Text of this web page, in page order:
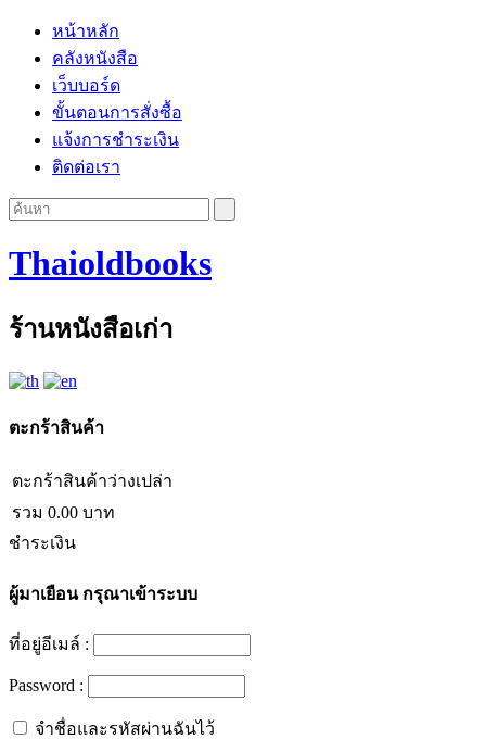
หน้าหลัก
คลังหนังสือ
เว็บบอร์ด
ขั้นตอนการสั่งซื้อ
แจ้งการชำระเงิน
ติดต่อเรา
Thaioldbooks
ร้านหนังสือเก่า
ตะกร้าสินค้า
ตะกร้าสินค้าว่างเปล่า
รวม 0.00 บาท
ชำระเงิน
ผู้มาเยือนกรุณาเข้าระบบ
ที่อยู่อีเมล์ :
Password :
จำชื่อและรหัสผ่านฉันไว้